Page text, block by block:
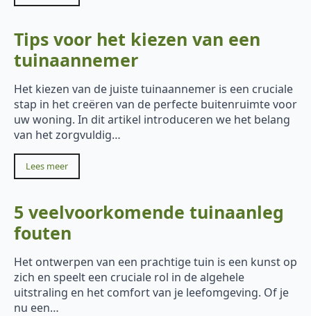
Tips voor het kiezen van een
tuinaannemer
Het kiezen van de juiste tuinaannemer is een cruciale
stap in het creëren van de perfecte buitenruimte voor
uw woning. In dit artikel introduceren we het belang
van het zorgvuldig…
Lees meer
5 veelvoorkomende tuinaanleg
fouten
Het ontwerpen van een prachtige tuin is een kunst op
zich en speelt een cruciale rol in de algehele
uitstraling en het comfort van je leefomgeving. Of je
nu een…